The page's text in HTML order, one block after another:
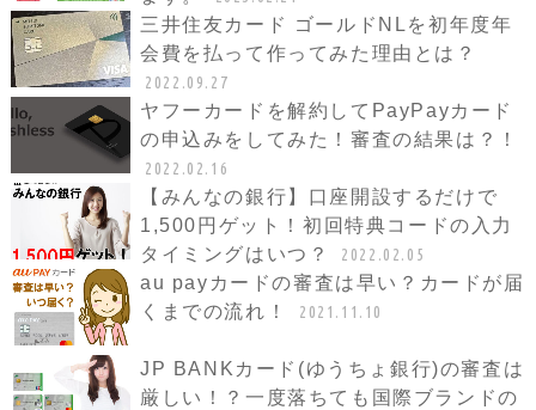
三井住友カード ゴールドNLを初年度年
会費を払って作ってみた理由とは？
2022.09.27
ヤフーカードを解約してPayPayカード
の申込みをしてみた！審査の結果は？！
2022.02.16
【みんなの銀行】口座開設するだけで
1,500円ゲット！初回特典コードの入力
タイミングはいつ？
2022.02.05
au payカードの審査は早い？カードが届
くまでの流れ！
2021.11.10
JP BANKカード(ゆうちょ銀行)の審査は
厳しい！？一度落ちても国際ブランドの